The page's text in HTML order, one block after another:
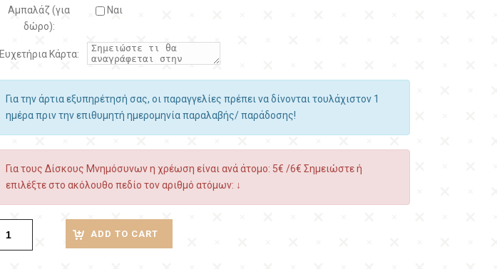
Αμπαλάζ (για
δώρο):
Ναι
Ευχετήρια Κάρτα:
Για την άρτια εξυπηρέτησή σας, οι παραγγελίες πρέπει να δίνονται τουλάχιστον 1
ημέρα πριν την επιθυμητή ημερομηνία παραλαβής/ παράδοσης!
Για τους Δίσκους Μνημόσυνων η χρέωση είναι ανά άτομο: 5€ /6€ Σημειώστε ή
επιλέξτε στο ακόλουθο πεδίο τον αριθμό ατόμων: ↓
ADD TO CART